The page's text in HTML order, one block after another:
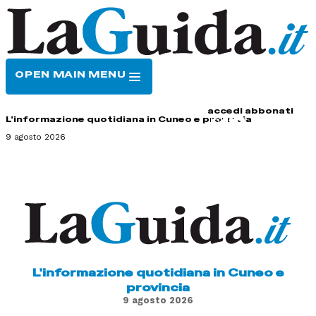
OPEN MAIN MENU
accedi abbonati
L'informazione quotidiana in Cuneo e provincia
9 agosto 2026
L'informazione quotidiana in Cuneo e
provincia
9 agosto 2026